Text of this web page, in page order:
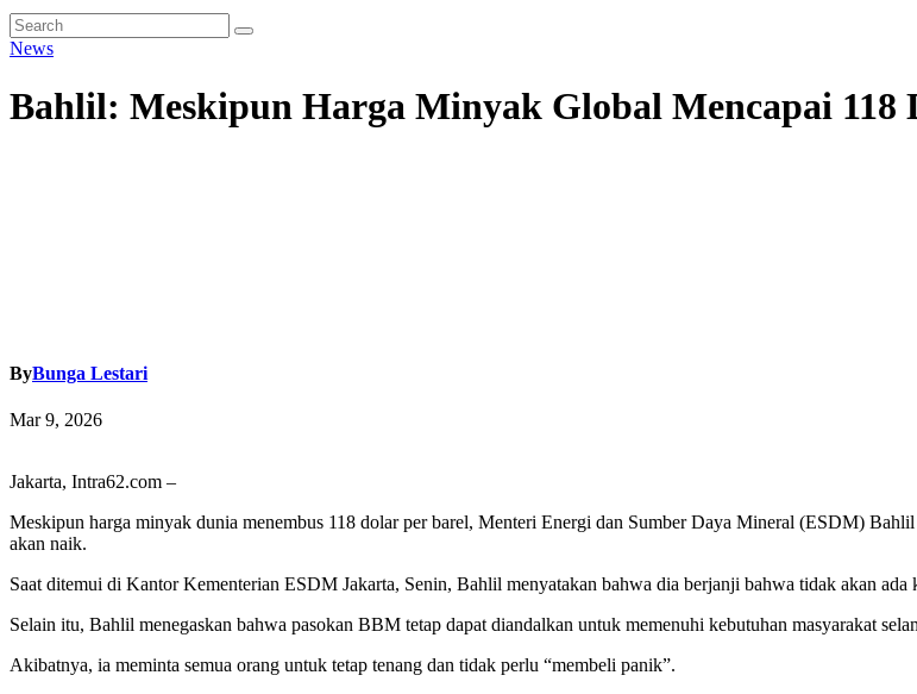
News
Bahlil: Meskipun Harga Minyak Global Mencapai 118
ByBunga Lestari
Mar 9, 2026
Jakarta, Intra62.com –
Meskipun harga minyak dunia menembus 118 dolar per barel, Menteri Energi dan Sumber Daya Mineral (ESDM)
akan naik.
Saat ditemui di Kantor Kementerian ESDM Jakarta, Senin, Bahlil menyatakan bahwa dia berjanji bahwa tidak akan
Selain itu, Bahlil menegaskan bahwa pasokan BBM tetap dapat diandalkan untuk memenuhi kebutuhan masyarakat
Akibatnya, ia meminta semua orang untuk tetap tenang dan tidak perlu “membeli panik”.